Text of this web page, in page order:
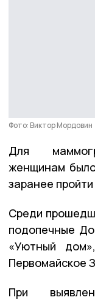
Фото: Виктор Мордовин
Для
женщинам
заранее
Среди
подопечные
«Уютный
Первомайское
При